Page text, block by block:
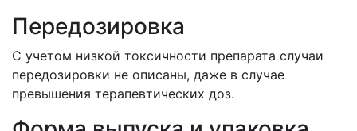
Передозировка
С учетом низкой токсичности препарата случаи
передозировки не описаны, даже в случае
превышения терапевтических доз.